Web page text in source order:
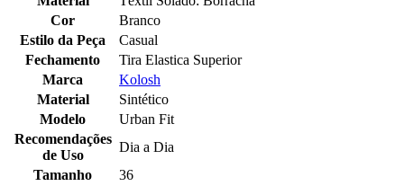
Cor
Branco
Estilo da Peça
Casual
Fechamento
Tira Elastica Superior
Marca
Kolosh
Material
Sintético
Modelo
Urban Fit
Recomendações
de Uso
Dia a Dia
Tamanho
36